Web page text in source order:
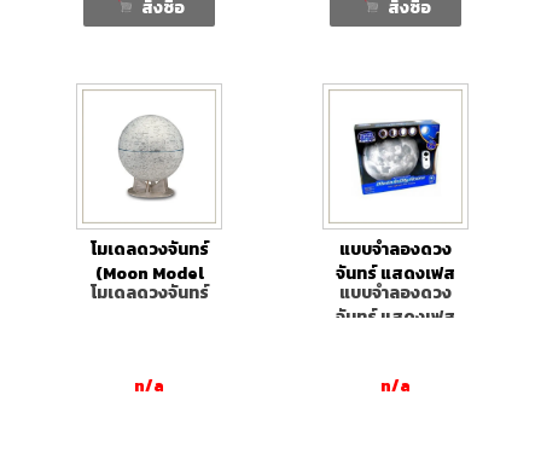
สั่งซื้อ สั่งซื้อ
โมเดลดวงจันทร์
(Moon Model
with stand)
โมเดลดวงจันทร์
n/a
แบบจำลองดวง
จันทร์ แสดงเฟส
ดวงจันทร์
แบบจำลองดวง
จันทร์ แสดงเฟส
n/a